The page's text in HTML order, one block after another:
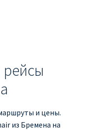
9
и цены.
из Бремена на